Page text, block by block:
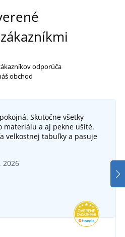
rondón RADIM
11. 8.
blúza GABRIELA
€
odporúča
obchod
Skutočne všetky
materiálu a aj pekne ušité.
velkostnej tabuľky a pasuje
2026